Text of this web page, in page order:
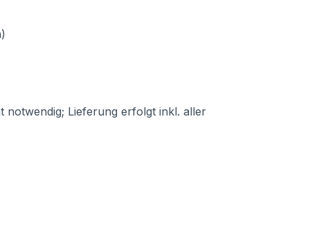
notwendig; Lieferung erfolgt inkl. aller